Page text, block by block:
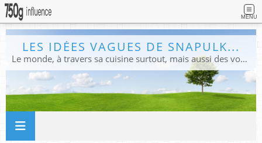
MENU
LES IDÉES VAGUES DE SNAPULK...
Le monde, à travers sa cuisine surtout, mais aussi des voyages, et des idées.